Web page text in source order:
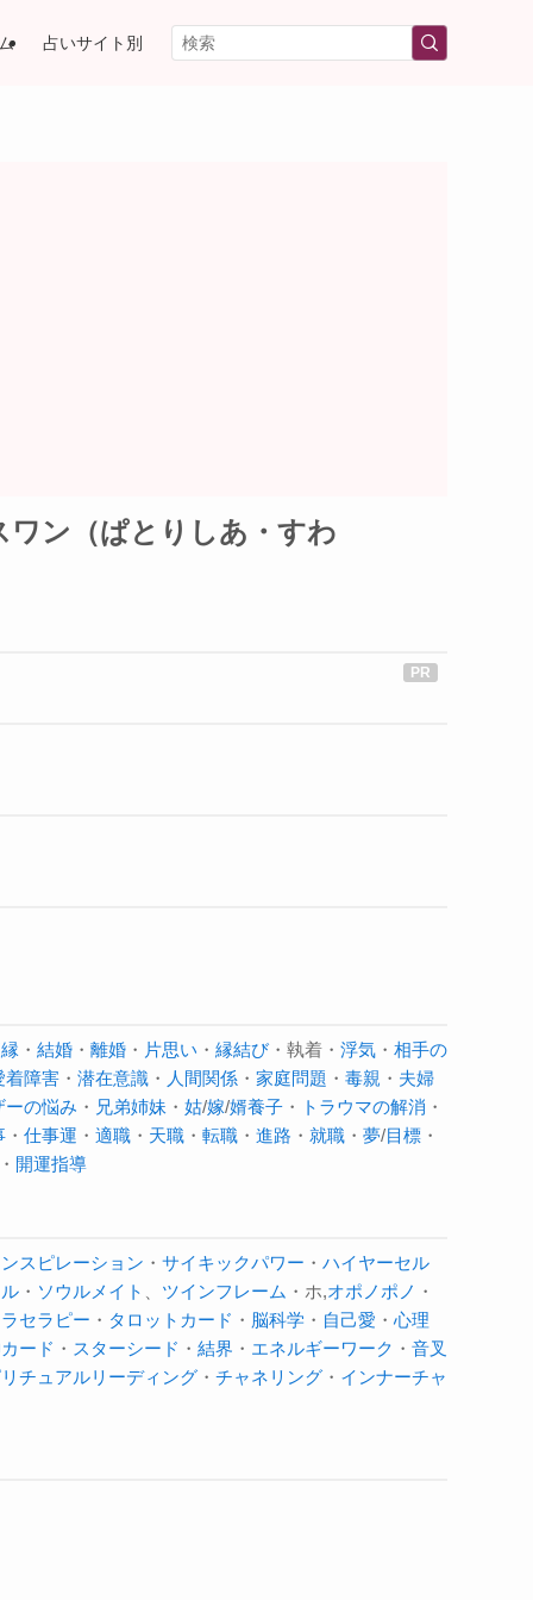
占いサイト別
ワン（ぱとりしあ・すわ
・ 結婚 ・ 離婚 ・ 片思い ・ 縁結び・執着・ 浮気 ・ 相手の
着障害 ・ 潜在意識 ・ 人間関係 ・ 家庭問題 ・ 毒親 ・ 夫婦
ーの悩み ・ 兄弟姉妹 ・ 姑/嫁/婿養子 ・ トラウマの解消 ・
・ 仕事運 ・ 適職 ・ 天職 ・ 転職 ・ 進路 ・ 就職 ・ 夢/目標 ・
・ 開運指導
スピレーション ・ サイキックパワー ・ ハイヤーセル
・ ソウルメイト ツインフレーム ・ホ,オポノポノ ・
セラピー ・ タロットカード ・ 脳科学 ・ 自己愛 ・ 心理
ード ・ スターシード ・ 結界 ・ エネルギーワーク ・ 音叉
チュアルリーディング ・ チャネリング ・ インナーチャ